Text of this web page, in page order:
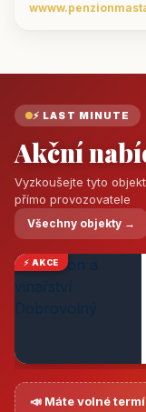
⚡ LAST MINUTE
Akční
Vyzkoušejte tyto
přímo provozovatele
Všechny objekty →
⚡ AKCE
📣 Máte volné